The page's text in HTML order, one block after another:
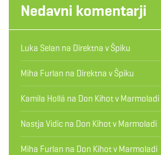
Nedavni komentarji
Luka Selan na Direktna v Špiku
Miha Furlan na Direktna v Špiku
Kamila Hollá na Don Kihot v Marmoladi
Nastja Vidic na Don Kihot v Marmoladi
Miha Furlan na Don Kihot v Marmoladi